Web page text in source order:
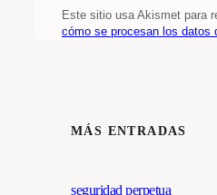
Este sitio usa Akismet para
cómo se procesan los datos
MÁS ENTRADAS
seguridad perpetua